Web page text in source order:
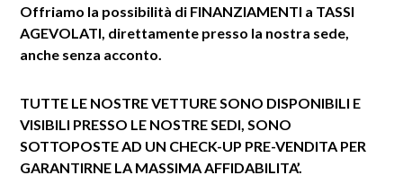
Offriamo la possibilità di FINANZIAMENTI a TASSI
AGEVOLATI, direttamente presso la nostra sede,
anche senza acconto.
TUTTE LE NOSTRE VETTURE SONO DISPONIBILI E
VISIBILI PRESSO LE NOSTRE SEDI, SONO
SOTTOPOSTE AD UN CHECK-UP PRE-VENDITA PER
GARANTIRNE LA MASSIMA AFFIDABILITA’.